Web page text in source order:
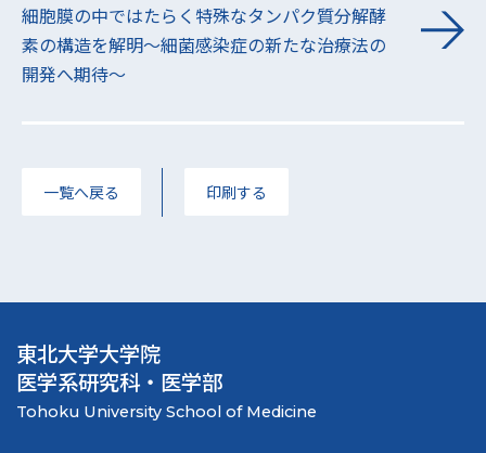
細胞膜の中ではたらく特殊なタンパク質分解酵
素の構造を解明～細菌感染症の新たな治療法の
開発へ期待～
一覧へ戻る 印刷する
東北大学大学院
医学系研究科・医学部